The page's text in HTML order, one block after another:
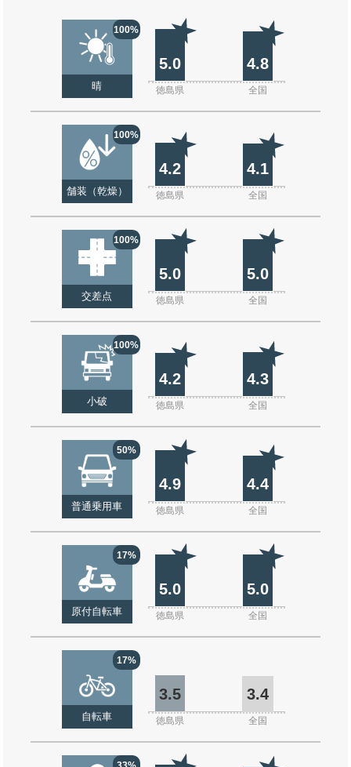
100%
晴
5.0 4.8
徳島県 全国
100%
舗装（乾燥）
4.2 4.1
徳島県 全国
100%
交差点
5.0 5.0
徳島県 全国
100%
小破
4.2 4.3
徳島県 全国
50%
普通乗用車
4.9 4.4
徳島県 全国
17%
原付自転車
5.0 5.0
徳島県 全国
17%
自転車
3.5 3.4
徳島県 全国